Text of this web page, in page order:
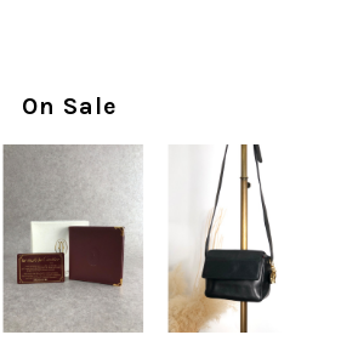
じていただけたようで、スタッフ一同
末永くご愛用いただけましたら幸いで
す。 また気になる商品やご不明な点
などございましたら、いつでもお気軽
にご相談ください。 またご縁がござ
いましたら、ぜひよろしくお願いいた
します。 VintageShop solo
On Sale